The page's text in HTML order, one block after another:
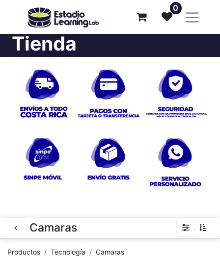
0
Tienda
Camaras
Productos Tecnología Camaras